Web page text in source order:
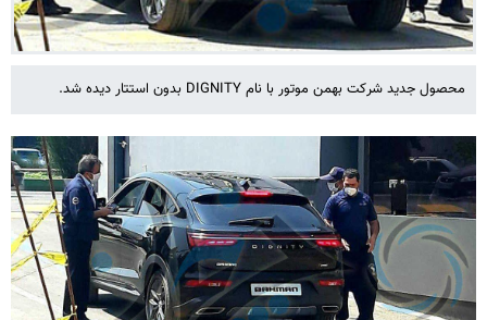
محصول جدید شرکت بهمن موتور با نام DIGNITY بدون استتار دیده شد.